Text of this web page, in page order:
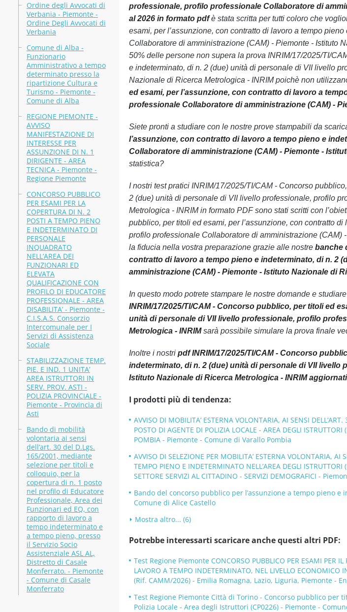
Ordine degli Avvocati di
Verbania - Piemonte -
Ordine Degli Avvocati di
Verbania
Comune di Alba -
Funzionario
Amministrativo a tempo
determinato presso la
ripartizione Cultura e
Turismo - Piemonte -
Comune di Alba
REGIONE PIEMONTE -
AVVISO
MANIFESTAZIONE DI
INTERESSE PER
ASSUNZIONE DI N. 1
DIRIGENTE - AREA
TECNICA - Piemonte -
Regione Piemonte
CONCORSO PUBBLICO
PER ESAMI PER LA
COPERTURA DI N. 2
POSTI A TEMPO PIENO
E INDETERMINATO DI
PERSONALE
INQUADRATO
NELL’AREA DEI
FUNZIONARI ED
ELEVATA
QUALIFICAZIONE CON
PROFILO DI EDUCATORE
PROFESSIONALE - AREA
DISABILITA’ - Piemonte -
C.I.S.A.S. Consorzio
Intercomunale per I
Servizi di Assistenza
Sociale
STABILIZZAZIONE TEMP.
PIE. E IND. 1 UNITA’
AREA ISTRUTTORI IN
SERV. PROV. ASTI -
POLIZIA PROVINCIALE -
Piemonte - Provincia di
Asti
Bando di mobilità
volontaria ai sensi
dell’art. 30 del D.Lgs.
165/2001, mediante
selezione per titoli e
colloquio, per la
copertura di n. 1 posto
nel profilo di Educatore
Professionale, Area dei
Funzionari ed EQ, con
rapporto di lavoro a
tempo indeterminato e
a tempo pieno, presso
il Servizio Socio
Assistenziale ASL AL,
Distretto di Casale
Monferrato. - Piemonte
- Comune di Casale
Monferrato
professionale, profilo professionale Collaboratore di
al 2026 in formato pdfè stata scritta per tutti coloro che
esami, per l’assunzione, con contratto di lavoro a tempo
Collaboratore di amministrazione (CAM) - Piemonte - Istituto
50% delle persone non supera la prova INRIM/17/2025/TI/
e indeterminato, di n. 2 (due) unità di personale di VII livello
Nazionale di Ricerca Metrologica - INRIM poichè non
ed esami, per l’assunzione, con contratto di lavoro a
professionale Collaboratore di amministrazione (CAM) -
Siete pronti a studiare con le nostre prove stampabili da
l’assunzione, con contratto di lavoro a tempo pieno e
Collaboratore di amministrazione (CAM) - Piemonte -
statistica?
I nostri test pratici INRIM/17/2025/TI/CAM - Concorso
2 (due) unità di personale di VII livello professionale, profilo
Metrologica - INRIM in formato PDF sono stati scritti con
pubblico, per titoli ed esami, per l’assunzione, con contratto
profilo professionale Collaboratore di amministrazione (CAM)
la fiducia nella vostra preparazione grazie alle nostre banche
contratto di lavoro a tempo pieno e indeterminato, di n. 2
amministrazione (CAM) - Piemonte - Istituto Nazionale di
In questo modo potrete stampare le nostre domande e
INRIM/17/2025/TI/CAM - Concorso pubblico, per titoli ed
unità di personale di VII livello professionale, profilo
Metrologica - INRIMsarà possibile simulare la prova finale
Inoltre i nostri pdf INRIM/17/2025/TI/CAM - Concorso
indeterminato, di n. 2 (due) unità di personale di VII
Istituto Nazionale di Ricerca Metrologica - INRIM aggiornati
I prodotti più di tendenza:
AVVISO DI MOBILITA’ ESTERNA VOLONTARIA, AI SENSI
POSTO DI AGENTE DI POLIZIA LOCALE - AREA DEGLI
POMBIA - Piemonte - Comune di Varallo Pombia
AVVISO DI SELEZIONE PER MOBILITA’ ESTERNA VOLONTARIA,
TEMPO PIENO E INDETERMINATO NELL’AREA DEGLI
SETTORE SERVIZI AL CITTADINO - SERVIZI DEMOGRAFICI -
Bando del concorso pubblico per l’assunzione a tempo pieno
Comune di Alice Castello
Mostra altro... (6)
Potrebbe interessarti scaricare anche questi altri PDF:
Test Regione Piemonte CONCORSO PUBBLICO PER ESAMI PER
LAVORO A TEMPO INDETERMINATO, NEL LIVELLO ECONOMICO
(Rif. CAMM/2026) - Emilia Romagna, Lazio, Liguria, Piemonte -
Test Regione Piemonte Città di Torino - Concorso pubblico
Polizia Locale - Area degli Istruttori (CP0226) - Piemonte -